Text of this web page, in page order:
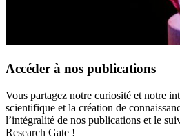
Accéder à nos publications
Vous partagez notre curiosité et notre
scientifique et la création de
l’intégralité de nos publications et le
Research Gate !